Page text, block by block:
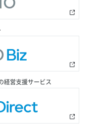
経営支援サービス